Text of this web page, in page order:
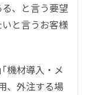
、と言う要望
と言うお客様
機材導入・メ
、外注する場